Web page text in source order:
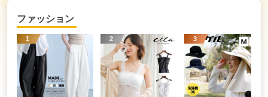
ファッション
1 2 3